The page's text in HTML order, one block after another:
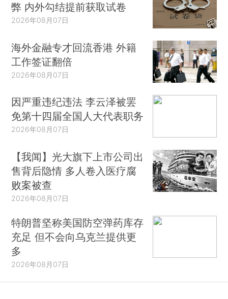
弊 内外勾结提前获取试卷
2026年08月07日
海外金融专才回流香港 外籍
工作签证翻倍
2026年08月07日
因严重违纪违法 李云泽被罢
免第十四届全国人大代表职务
2026年08月07日
【我闻】光大旗下上市公司出
售背后隐情 多人卷入医疗腐
败案被查
2026年08月07日
特朗普坚称美国防空弹药库存
充足 但不会向乌克兰提供更
多
2026年08月07日